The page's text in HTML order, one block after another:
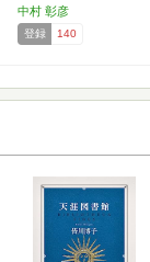
中村 彰彦
登録 140